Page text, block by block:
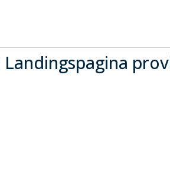
Landingspagina